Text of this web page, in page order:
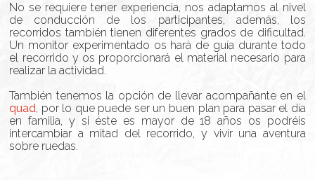
No se requiere tener experiencia, nos adaptamos al nivel
de conducción de los participantes, además, los
recorridos también tienen diferentes grados de dificultad.
Un monitor experimentado os hará de guía durante todo
el recorrido y os proporcionará el material necesario para
realizar la actividad.
También tenemos la opción de llevar acompañante en el
quad, por lo que puede ser un buen plan para pasar el día
en familia, y si éste es mayor de 18 años os podréis
intercambiar a mitad del recorrido, y vivir una aventura
sobre ruedas.